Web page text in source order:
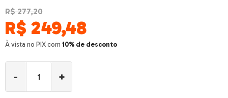
R$ 277,20
R$ 249,48
À vista no PIX com 10% de desconto
- +